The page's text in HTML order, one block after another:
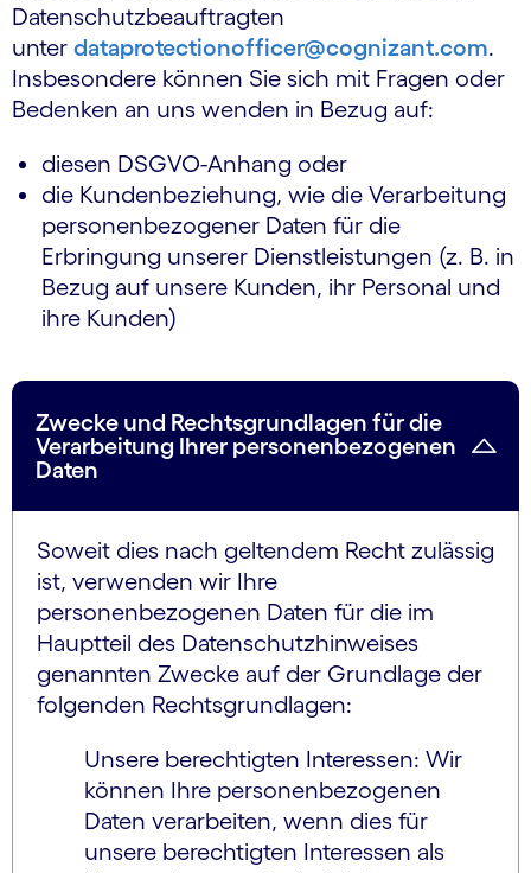
Datenschutzbeauftragten
unter dataprotectionofficer@cognizant.com.
Insbesondere können Sie sich mit Fragen oder
Bedenken an uns wenden in Bezug auf:
diesen DSGVO-Anhang oder
die Kundenbeziehung, wie die Verarbeitung
personenbezogener Daten für die
Erbringung unserer Dienstleistungen (z. B. in
Bezug auf unsere Kunden, ihr Personal und
ihre Kunden)
Zwecke und Rechtsgrundlagen für die
Verarbeitung Ihrer personenbezogenen
Daten
Soweit dies nach geltendem Recht zulässig
ist, verwenden wir Ihre
personenbezogenen Daten für die im
Hauptteil des Datenschutzhinweises
genannten Zwecke auf der Grundlage der
folgenden Rechtsgrundlagen:
Unsere berechtigten Interessen: Wir
können Ihre personenbezogenen
Daten verarbeiten, wenn dies für
unsere berechtigten Interessen als